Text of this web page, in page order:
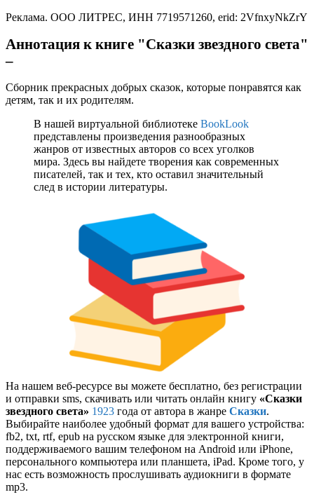
Реклама. ООО ЛИТРЕС, ИНН 7719571260, erid: 2VfnxyNkZrY
Аннотация к книге "Сказки звездного света"
–
Сборник прекрасных добрых сказок, которые понравятся как
детям, так и их родителям.
В нашей виртуальной библиотеке BookLook
представлены произведения разнообразных
жанров от известных авторов со всех уголков
мира. Здесь вы найдете творения как современных
писателей, так и тех, кто оставил значительный
след в истории литературы.
На нашем веб-ресурсе вы можете бесплатно, без регистрации
и отправки sms, скачивать или читать онлайн книгу «Сказки
звездного света» 1923 года от автора в жанре Сказки.
Выбирайте наиболее удобный формат для вашего устройства:
fb2, txt, rtf, epub на русском языке для электронной книги,
поддерживаемого вашим телефоном на Android или iPhone,
персонального компьютера или планшета, iPad. Кроме того, у
нас есть возможность прослушивать аудиокниги в формате
mp3.